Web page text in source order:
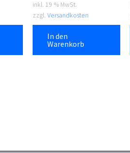
inkl. 19 % MwSt.
zzgl. Versandkosten
In den
Warenkorb